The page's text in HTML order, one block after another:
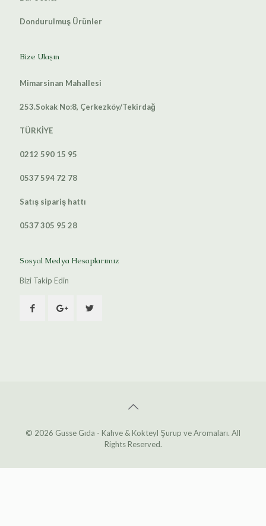
Dondurulmuş Ürünler
Bize Ulaşın
Mimarsinan Mahallesi
253.Sokak No:8, Çerkezköy/Tekirdağ
TÜRKİYE
0212 590 15 95
0537 594 72 78
Satış sipariş hattı
0537 305 95 28
Sosyal Medya Hesaplarımız
Bizi Takip Edin
© 2026 Gusse Gıda - Kahve & Kokteyl Şurup ve Aromaları. All
Rights Reserved.